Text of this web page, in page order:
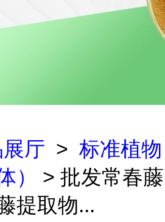
厅 > 标准植物
）
> 批发常春藤
提取物...